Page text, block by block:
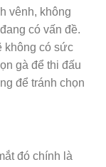
vênh, không
có vấn đề.
không có sức
gà để thi đấu
để tránh chọn
đó chính là